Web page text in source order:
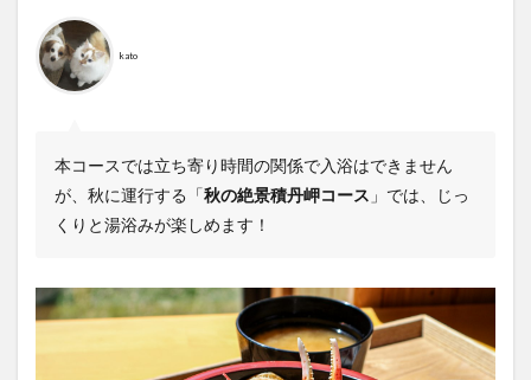
kato
本コースでは立ち寄り時間の関係で入浴はできません
が、秋に運行する「秋の絶景積丹岬コース 」では、じっ
くりと湯浴みが楽しめます！